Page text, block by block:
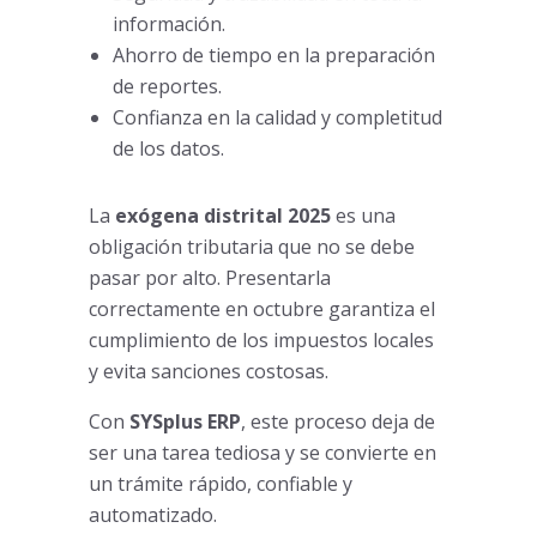
información.
Ahorro de tiempo en la preparación
de reportes.
Confianza en la calidad y completitud
de los datos.
La exógena distrital 2025es una
obligación tributaria que no se debe
pasar por alto. Presentarla
correctamente en octubre garantiza el
cumplimiento de los impuestos locales
y evita sanciones costosas.
Con SYSplus ERP, este proceso deja de
ser una tarea tediosa y se convierte en
un trámite rápido, confiable y
automatizado.